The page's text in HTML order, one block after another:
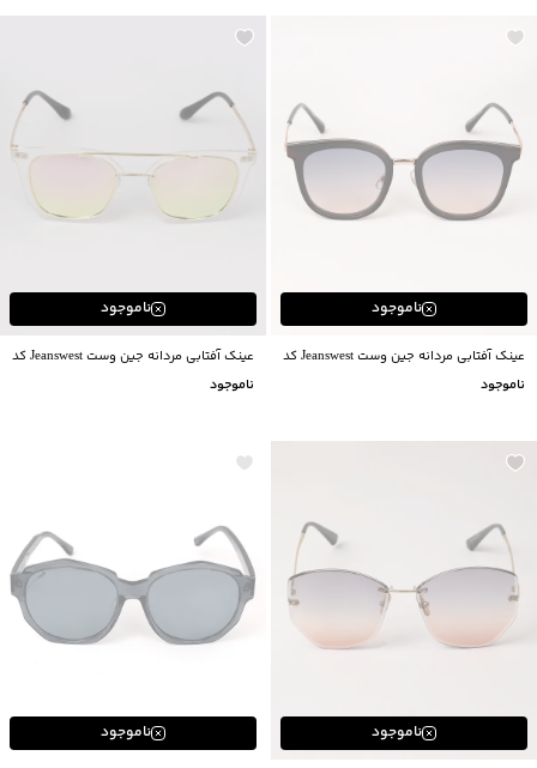
ناموجود
عینک آفتابی مردانه جین وست Jeanswest کد
02910082
ناموجود
ناموجود
عینک آفتابی مردانه جین وست Jeanswest کد
02910084
ناموجود
ناموجود ناموجود